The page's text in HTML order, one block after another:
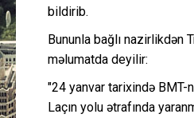
bildirib.
Bununla bağlı nazirlikdən
məlumatda deyilir:
"24 yanvar tarixində BMT-
Laçın yolu ətrafında